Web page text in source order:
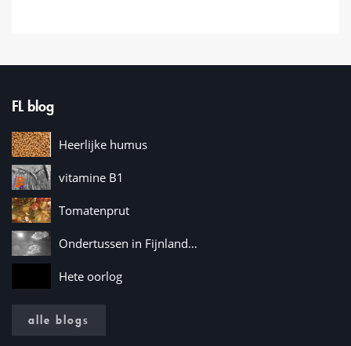
FL blog
Heerlijke humus
vitamine B1
Tomatenprut
Ondertussen in Fijnland…
Hete oorlog
alle blogs